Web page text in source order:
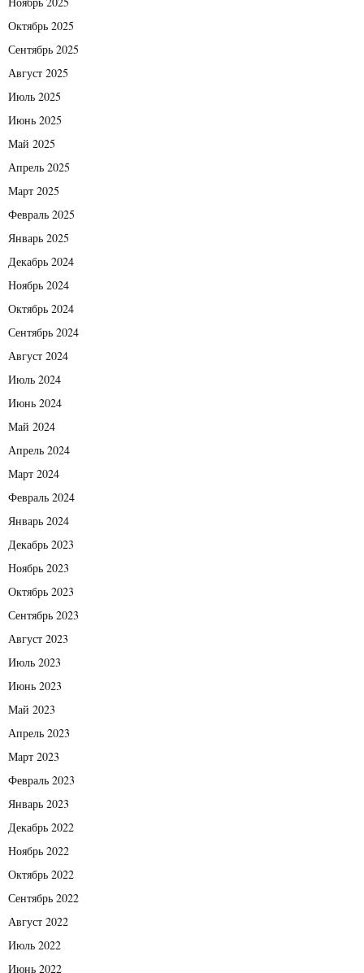
Октябрь 2025
Сентябрь 2025
Август 2025
Июль 2025
Июнь 2025
Май 2025
Апрель 2025
Март 2025
Февраль 2025
Январь 2025
Декабрь 2024
Ноябрь 2024
Октябрь 2024
Сентябрь 2024
Август 2024
Июль 2024
Июнь 2024
Май 2024
Апрель 2024
Март 2024
Февраль 2024
Январь 2024
Декабрь 2023
Ноябрь 2023
Октябрь 2023
Сентябрь 2023
Август 2023
Июль 2023
Июнь 2023
Май 2023
Апрель 2023
Март 2023
Февраль 2023
Январь 2023
Декабрь 2022
Ноябрь 2022
Октябрь 2022
Сентябрь 2022
Август 2022
Июль 2022
Июнь 2022